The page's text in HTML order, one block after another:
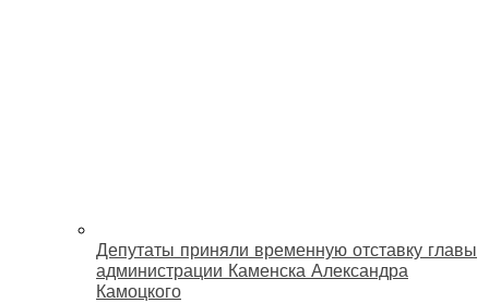
Депутаты приняли временную отставку главы
администрации Каменска Александра
Камоцкого